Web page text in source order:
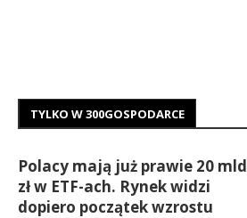
TYLKO W 300GOSPODARCE
Polacy mają już prawie 20 mld
zł w ETF-ach. Rynek widzi
dopiero początek wzrostu